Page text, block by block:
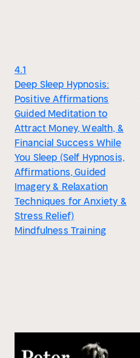
4.1
Deep Sleep Hypnosis:
Positive Affirmations
Guided Meditation to
Attract Money, Wealth, &
Financial Success While
You Sleep (Self Hypnosis,
Affirmations, Guided
Imagery & Relaxation
Techniques for Anxiety &
Stress Relief)
Mindfulness Training